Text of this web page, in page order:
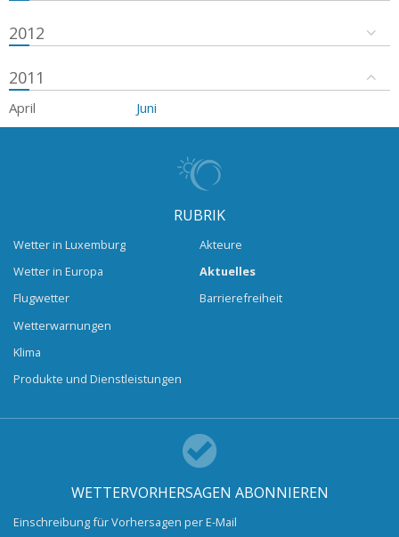
2012
2011
April Juni
RUBRIK
Wetter in Luxemburg
Wetter in Europa
Flugwetter
Wetterwarnungen
Klima
Produkte und Dienstleistungen
Akteure
Aktuelles
Barrierefreiheit
WETTERVORHERSAGEN ABONNIEREN
Einschreibung für Vorhersagen per E-Mail